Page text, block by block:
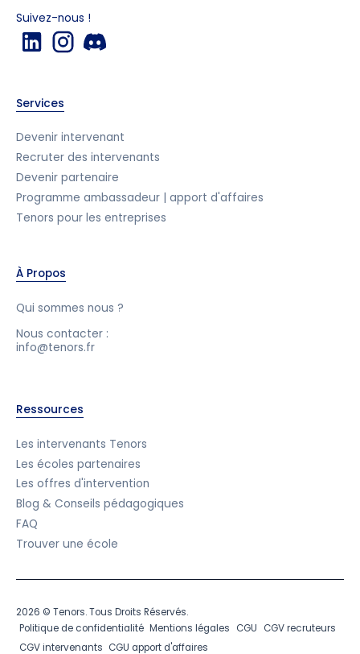
Suivez-nous !
Services
Devenir intervenant
Recruter des intervenants
Devenir partenaire
Programme ambassadeur | apport d'affaires
Tenors pour les entreprises
À Propos
Qui sommes nous ?
Nous contacter :
info@tenors.fr
Ressources
Les intervenants Tenors
Les écoles partenaires
Les offres d'intervention
Blog & Conseils pédagogiques
FAQ
Trouver une école
2026 © Tenors. Tous Droits Réservés.
Politique de confidentialité Mentions légales CGU CGV recruteurs
CGV intervenants CGU apport d'affaires